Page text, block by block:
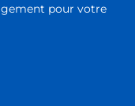
pour votre